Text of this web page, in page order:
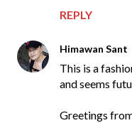
REPLY
Himawan Sant
This is a
and seems
Greetings